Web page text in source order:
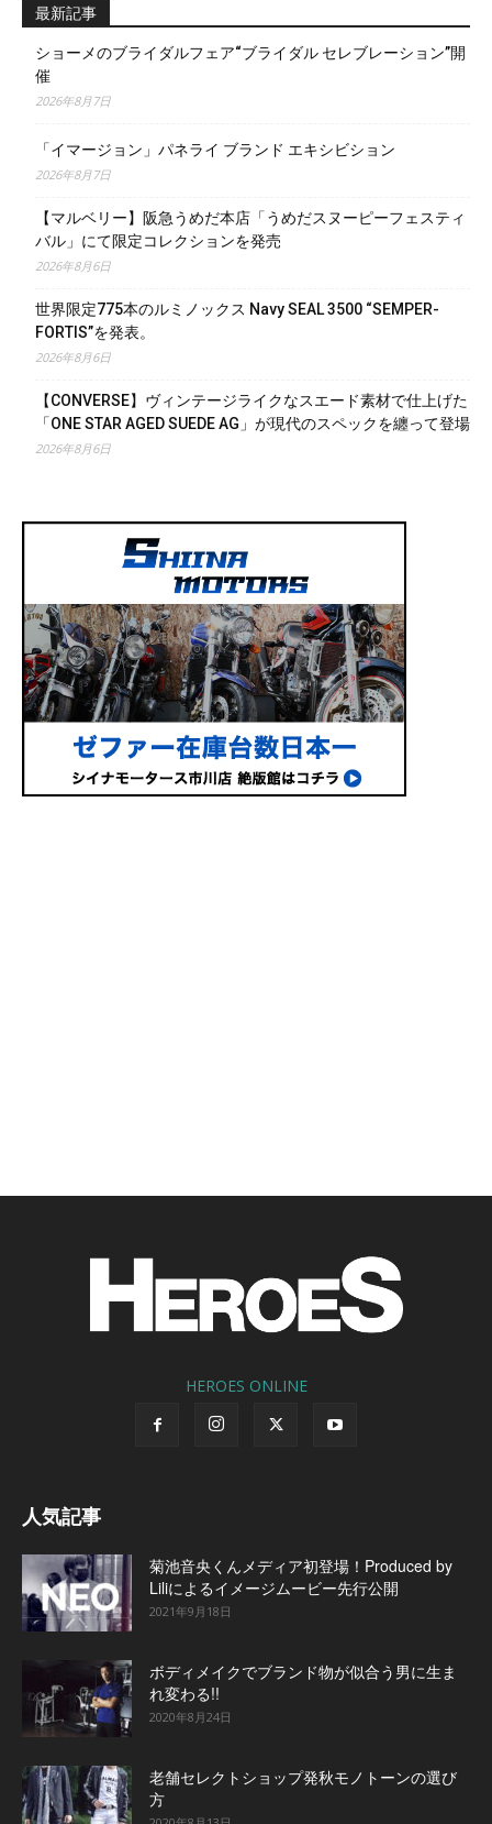
最新記事
ショーメのブライダルフェア“ブライダル セレブレーション”開
催
2026年8月7日
「イマージョン」パネライ ブランド エキシビション
2026年8月7日
【マルベリー】阪急うめだ本店「うめだスヌーピーフェスティ
バル」にて限定コレクションを発売
2026年8月6日
世界限定775本のルミノックス Navy SEAL 3500 “SEMPER-
FORTIS”を発表。
2026年8月6日
【CONVERSE】ヴィンテージライクなスエード素材で仕上げた
「ONE STAR AGED SUEDE AG」が現代のスペックを纏って登場
2026年8月6日
HEROES ONLINE
人気記事
菊池音央くんメディア初登場！Produced by
Liliによるイメージムービー先行公開
2021年9月18日
ボディメイクでブランド物が似合う男に生ま
れ変わる!!
2020年8月24日
老舗セレクトショップ発秋モノトーンの選び
方